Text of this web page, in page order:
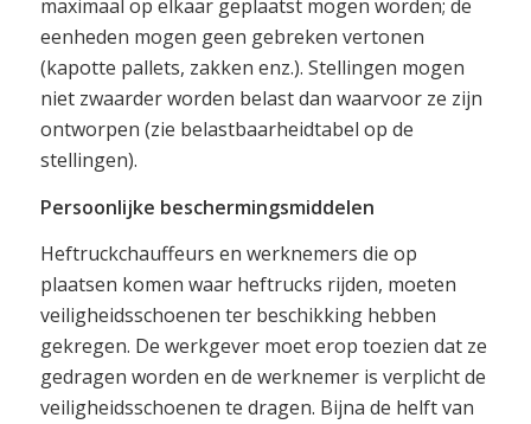
maximaal op elkaar geplaatst mogen worden; de
eenheden mogen geen gebreken vertonen
(kapotte pallets, zakken enz.). Stellingen mogen
niet zwaarder worden belast dan waarvoor ze zijn
ontworpen (zie belastbaarheidtabel op de
stellingen).
Persoonlijke beschermingsmiddelen
Heftruckchauffeurs en werknemers die op
plaatsen komen waar heftrucks rijden, moeten
veiligheidsschoenen ter beschikking hebben
gekregen. De werkgever moet erop toezien dat ze
gedragen worden en de werknemer is verplicht de
veiligheidsschoenen te dragen. Bijna de helft van